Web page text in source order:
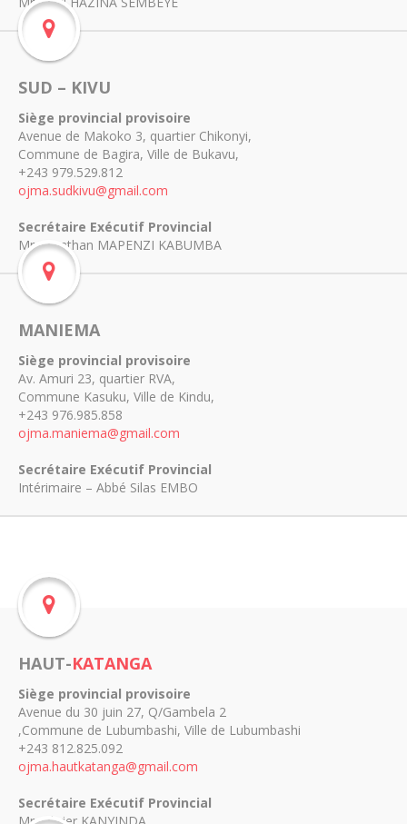
SUD – KIVU
Siège provincial provisoire
Avenue de Makoko 3, quartier Chikonyi,
Commune de Bagira, Ville de Bukavu,
+243 979.529.812
ojma.sudkivu@gmail.com
Secrétaire Exécutif Provincial
Mr. Jonathan MAPENZI KABUMBA
MANIEMA
Siège provincial provisoire
Av. Amuri 23, quartier RVA,
Commune Kasuku, Ville de Kindu,
+243 976.985.858
ojma.maniema@gmail.com
Secrétaire Exécutif Provincial
Intérimaire – Abbé Silas EMBO
HAUT-KATANGA
Siège provincial provisoire
Avenue du 30 juin 27, Q/Gambela 2
,Commune de Lubumbashi, Ville de Lubumbashi
+243 812.825.092
ojma.hautkatanga@gmail.com
Secrétaire Exécutif Provincial